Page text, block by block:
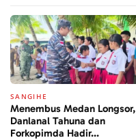
SANGIHE
Menembus Medan Longsor,
Danlanal Tahuna dan
Forkopimda Hadir...